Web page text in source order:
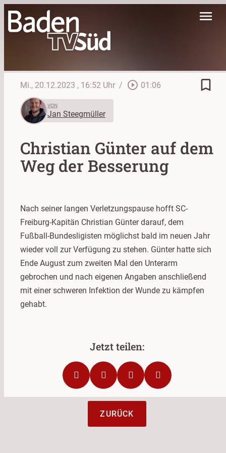
menu
Mi., 20.12.2023 , 16:52 Uhr / play_circle_outline 01:06 bookmark_border
VON
Jan Steegmüller
Christian Günter auf dem
Weg der Besserung
Nach seiner langen Verletzungspause hofft SC-
Freiburg-Kapitän Christian Günter darauf, dem
Fußball-Bundesligisten möglichst bald im neuen Jahr
wieder voll zur Verfügung zu stehen. Günter hatte sich
Ende August zum zweiten Mal den Unterarm
gebrochen und nach eigenen Angaben anschließend
mit einer schweren Infektion der Wunde zu kämpfen
gehabt.
ZURÜCK